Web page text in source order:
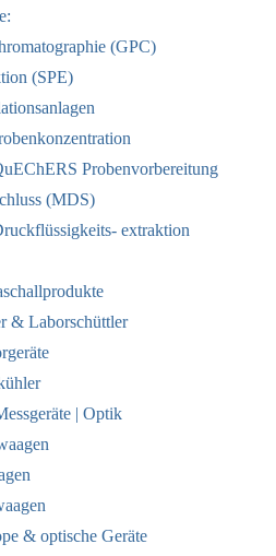
(GPC)
(SPE)
Probenvorbereitung
(MDS)
extraktion
& Laborschüttler
| Optik
& optische Geräte